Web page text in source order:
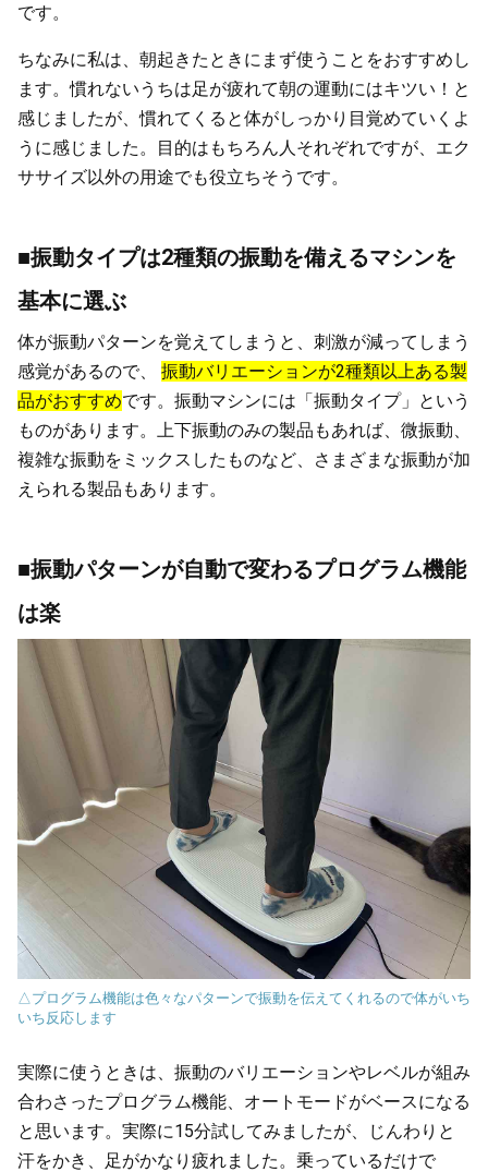
です。
ちなみに私は、朝起きたときにまず使うことをおすすめし
ます。慣れないうちは足が疲れて朝の運動にはキツい！と
感じましたが、慣れてくると体がしっかり目覚めていくよ
うに感じました。目的はもちろん人それぞれですが、エク
ササイズ以外の用途でも役立ちそうです。
■振動タイプは2種類の振動を備えるマシンを
基本に選ぶ
体が振動パターンを覚えてしまうと、刺激が減ってしまう
感覚があるので、 振動バリエーションが2種類以上ある製
品がおすすめです。振動マシンには「振動タイプ」という
ものがあります。上下振動のみの製品もあれば、微振動、
複雑な振動をミックスしたものなど、さまざまな振動が加
えられる製品もあります。
■振動パターンが自動で変わるプログラム機能
は楽
△プログラム機能は色々なパターンで振動を伝えてくれるので体がいち
いち反応します
実際に使うときは、振動のバリエーションやレベルが組み
合わさったプログラム機能、オートモードがベースになる
と思います。実際に15分試してみましたが、じんわりと
汗をかき、足がかなり疲れました。乗っているだけで